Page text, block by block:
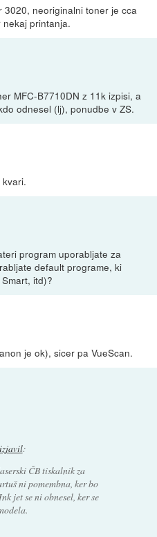
3020, neoriginalni toner je cca
printanja.
MFC-B7710DN z 11k izpisi, a
odnesel (lj), ponudbe v ZS.
program uporabljate za
default programe, ki
itd)?
je ok), sicer pa VueScan.
izjavil:
ČB tiskalnik za
ni pomembna, ker bo
jet se ni obnesel, ker se